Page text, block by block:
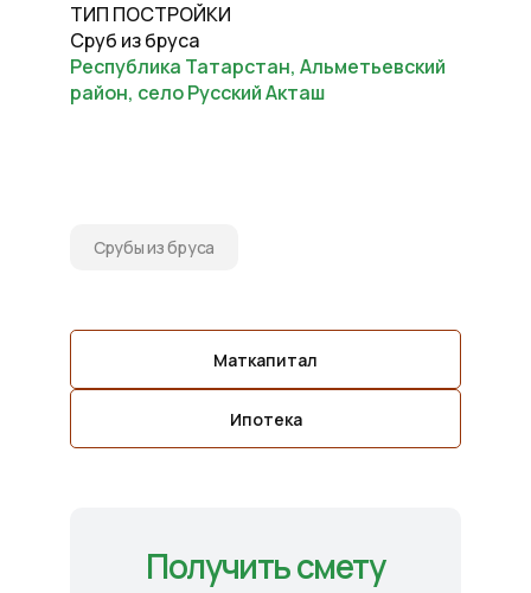
ТИП ПОСТРОЙКИ
Сруб из бруса
Республика Татарстан, Альметьевский
район, село Русский Акташ
Срубы из бруса
Маткапитал
Ипотека
Получить смету